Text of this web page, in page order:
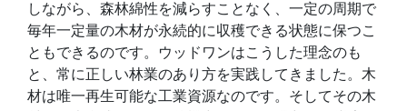
しながら、森林綿性を減らすことなく、一定の周期で
毎年一定量の木材が永続的に収穫できる状態に保つこ
ともできるのです。ウッドワンはこうした理念のも
と、常に正しい林業のあり方を実践してきました。木
材は唯一再生可能な工業資源なのです。そしてその木